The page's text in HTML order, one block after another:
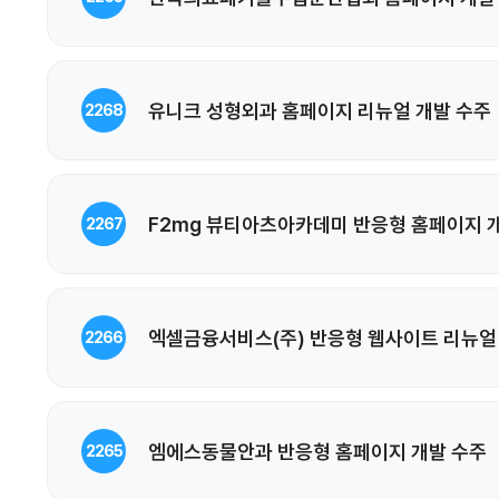
2268 유니크 성형외과 홈페이지 리뉴얼 개발 수주
2267 F2mg 뷰티아츠아카데미 반응형 홈페이지
2266 엑셀금융서비스(주) 반응형 웹사이트 리뉴
2265 엠에스동물안과 반응형 홈페이지 개발 수주